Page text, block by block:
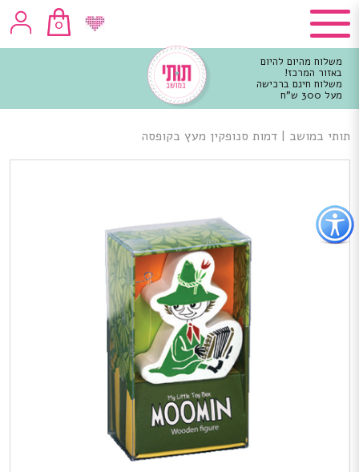
כפתור
לפתיחת
תפריט
נגישות
0
משלוח מהיום להיום
באזור המרכז!
משלוח חינם ברכישה
מעל 300 ש"ח
מרכזי
תותי במושב |דמות סנופקין מעץ בקופסה